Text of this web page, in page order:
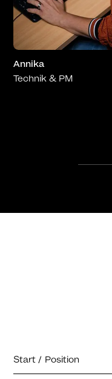
Position
Start